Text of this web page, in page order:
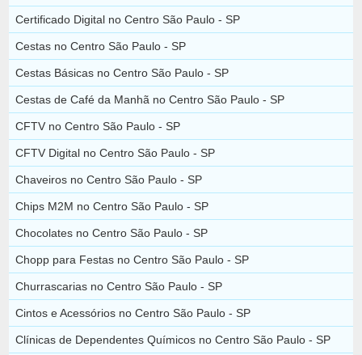
Certificado Digital no Centro São Paulo - SP
Cestas no Centro São Paulo - SP
Cestas Básicas no Centro São Paulo - SP
Cestas de Café da Manhã no Centro São Paulo - SP
CFTV no Centro São Paulo - SP
CFTV Digital no Centro São Paulo - SP
Chaveiros no Centro São Paulo - SP
Chips M2M no Centro São Paulo - SP
Chocolates no Centro São Paulo - SP
Chopp para Festas no Centro São Paulo - SP
Churrascarias no Centro São Paulo - SP
Cintos e Acessórios no Centro São Paulo - SP
Clínicas de Dependentes Químicos no Centro São Paulo - SP